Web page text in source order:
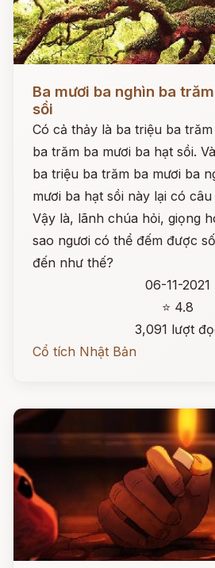
Ba mươi ba nghìn ba
sồi
Có cả thảy là ba triệu ba
ba trăm ba mươi ba hạt sồi.
ba triệu ba trăm ba mươi ba
mươi ba hạt sồi này lại có
Vậy là, lãnh chúa hỏi, giọng
sao ngươi có thể đếm được
đến như thế?
06-11-2021
⭐ 4.8
3,091 lượt
Cổ tích Nhật Bản